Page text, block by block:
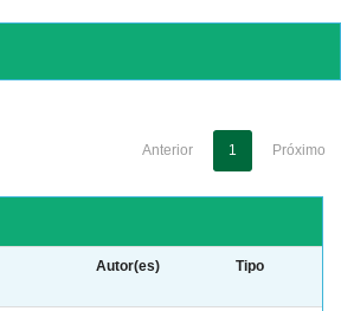
Anterior 1 Próximo
Autor(es) Tipo